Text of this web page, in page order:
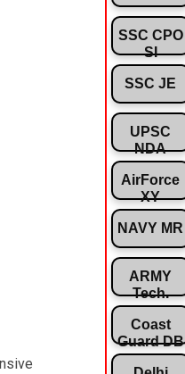
SSC CPO
SI
SSC JE
UPSC
NDA
AirForce
XY
NAVY MR
ARMY
Tech.
Coast
Guard DB